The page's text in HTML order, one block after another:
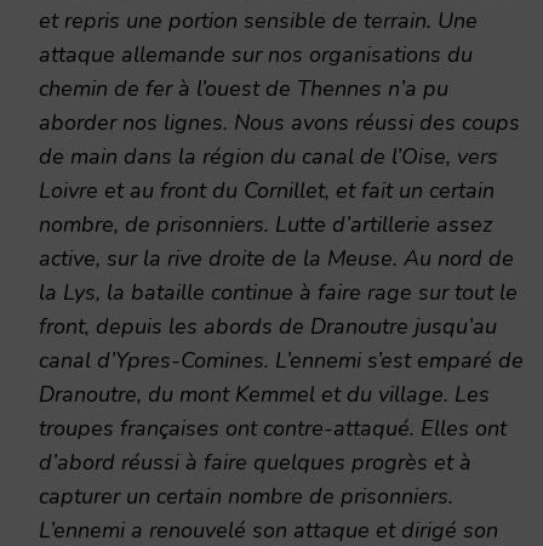
et repris une portion sensible de terrain. Une
attaque allemande sur nos organisations du
chemin de fer à l’ouest de Thennes n’a pu
aborder nos lignes. Nous avons réussi des coups
de main dans la région du canal de l’Oise, vers
Loivre et au front du Cornillet, et fait un certain
nombre, de prisonniers. Lutte d’artillerie assez
active, sur la rive droite de la Meuse. Au nord de
la Lys, la bataille continue à faire rage sur tout le
front, depuis les abords de Dranoutre jusqu’au
canal d’Ypres-Comines. L’ennemi s’est emparé de
Dranoutre, du mont Kemmel et du village. Les
troupes françaises ont contre-attaqué. Elles ont
d’abord réussi à faire quelques progrès et à
capturer un certain nombre de prisonniers.
L’ennemi a renouvelé son attaque et dirigé son